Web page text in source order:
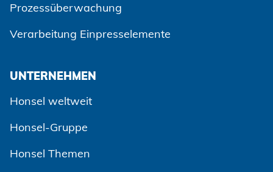
Prozessüberwachung
Verarbeitung Einpresselemente
UNTERNEHMEN
Honsel weltweit
Honsel-Gruppe
Honsel Themen